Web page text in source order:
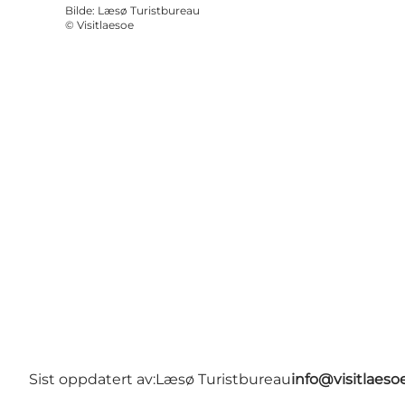
Bilde: Læsø Turistbureau
© Visitlaesoe
Sist oppdatert av:Læsø Turistbureau